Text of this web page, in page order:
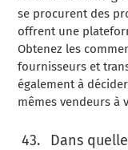
se procurent des
offrent une
Obtenez les
fournisseurs et
également à
mêmes vendeurs à
Dans